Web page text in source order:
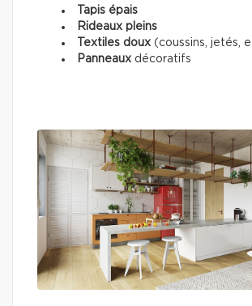
Tapis épais
Rideaux pleins
Textiles doux (coussins, jetés,
Panneaux décoratifs